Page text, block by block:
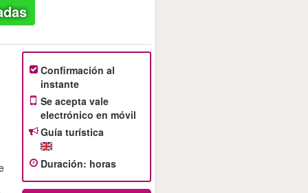
Confirmación al
instante
Se acepta vale
electrónico en móvil
Guía turística
Duración: horas